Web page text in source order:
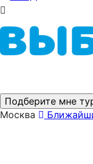
Подберите мне
Москва